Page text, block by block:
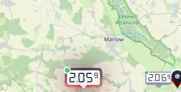
2.059 2.069